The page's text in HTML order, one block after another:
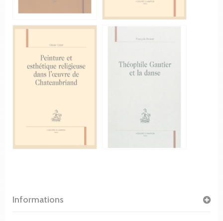
Informations